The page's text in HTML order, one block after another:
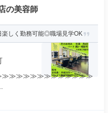
の美容師
楽しく勤務可能◎職場見学OK